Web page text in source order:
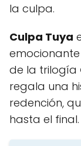
la culpa.
Culpa Tuya
de la trilogía
regala una
redención,
hasta el final.